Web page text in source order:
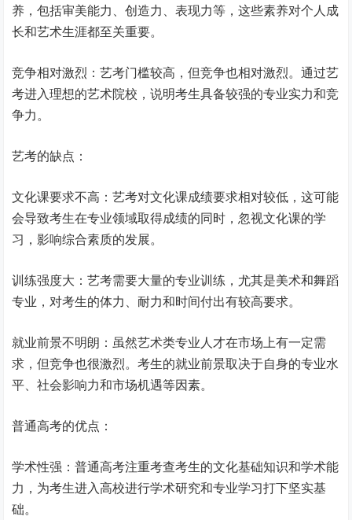
养，包括审美能力、创造力、表现力等，这些素养对个人成
长和艺术生涯都至关重要。
竞争相对激烈：艺考门槛较高，但竞争也相对激烈。通过艺
考进入理想的艺术院校，说明考生具备较强的专业实力和竞
争力。
艺考的缺点：
文化课要求不高：艺考对文化课成绩要求相对较低，这可能
会导致考生在专业领域取得成绩的同时，忽视文化课的学
习，影响综合素质的发展。
训练强度大：艺考需要大量的专业训练，尤其是美术和舞蹈
专业，对考生的体力、耐力和时间付出有较高要求。
就业前景不明朗：虽然艺术类专业人才在市场上有一定需
求，但竞争也很激烈。考生的就业前景取决于自身的专业水
平、社会影响力和市场机遇等因素。
普通高考的优点：
学术性强：普通高考注重考查考生的文化基础知识和学术能
力，为考生进入高校进行学术研究和专业学习打下坚实基
础。